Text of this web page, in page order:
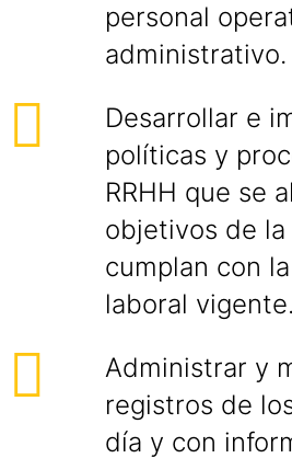
personal
administrativo.
Desarrollar e
políticas y
RRHH que se
objetivos de la
cumplan con
laboral vigente.
Administrar y
registros de
día y con